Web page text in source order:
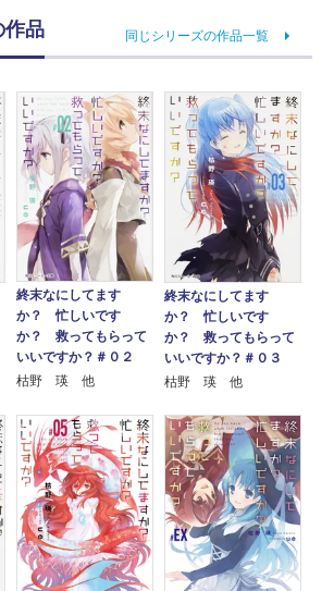
作品 同じシリーズの作品一覧
終末なにしてます
か？ 忙しいです
か？ 救ってもらって
いいですか？＃０２
枯野 瑛 他
終末なにしてます
か？ 忙しいです
か？ 救ってもらって
いいですか？＃０３
枯野 瑛 他